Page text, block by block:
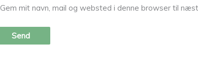
Gem mit navn, mail og websted i denne browser til